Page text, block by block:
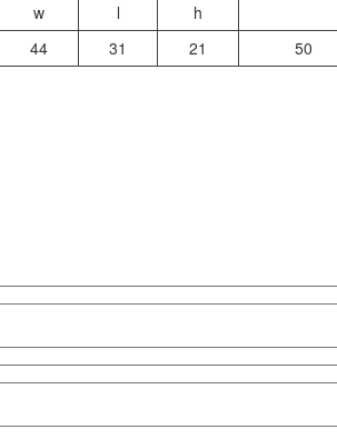
w
l h
44 31 21 50